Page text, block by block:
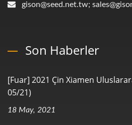
gison@seed.net.tw;
Son Haberler
[Fuar] 2021 Çin Xiamen
05/21)
18 May, 2021